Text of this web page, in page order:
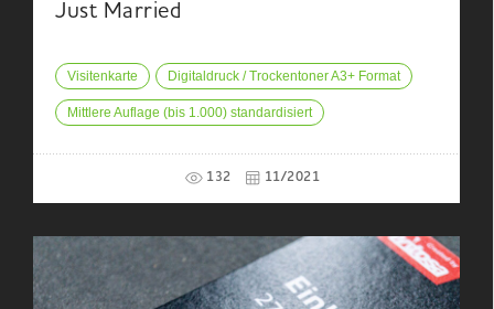
Just Married
Visitenkarte Digitaldruck / Trockentoner A3+ Format
Mittlere Auflage (bis 1.000) standardisiert
132 11/2021